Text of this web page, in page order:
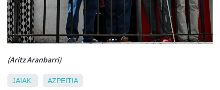
(Aritz Aranbarri)
JAIAK AZPEITIA